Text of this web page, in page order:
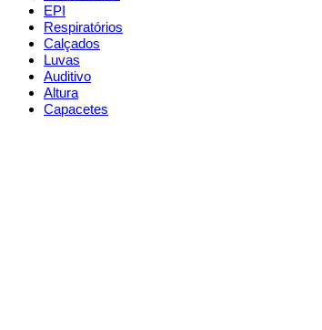
EPI
Respiratórios
Calçados
Luvas
Auditivo
Altura
Capacetes